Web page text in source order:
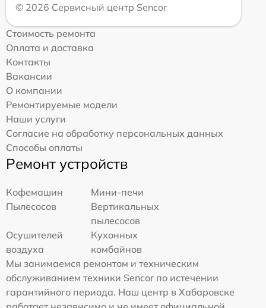
© 2026 Сервисный центр Sencor
Стоимость ремонта
Оплата и доставка
Контакты
Вакансии
О компании
Ремонтируемые модели
Наши услуги
Согласие на обработку персональных данных
Способы оплаты
Ремонт устройств
Кофемашин
Мини-печи
Пылесосов
Вертикальных
пылесосов
Осушителей
воздуха
Кухонных
комбайнов
Мы занимаемся ремонтом и техническим
обслуживанием техники Sencor по истечении
гарантийного периода. Наш центр в Хабаровске